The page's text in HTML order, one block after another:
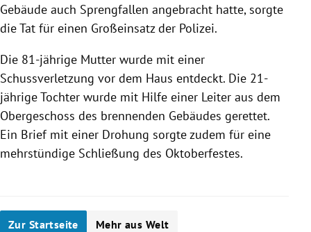
Gebäude auch Sprengfallen angebracht hatte, sorgte
die Tat für einen Großeinsatz der Polizei.
Die 81-jährige Mutter wurde mit einer
Schussverletzung vor dem Haus entdeckt. Die 21-
jährige Tochter wurde mit Hilfe einer Leiter aus dem
Obergeschoss des brennenden Gebäudes gerettet.
Ein Brief mit einer Drohung sorgte zudem für eine
mehrstündige Schließung des Oktoberfestes.
Zur Startseite Mehr aus Welt